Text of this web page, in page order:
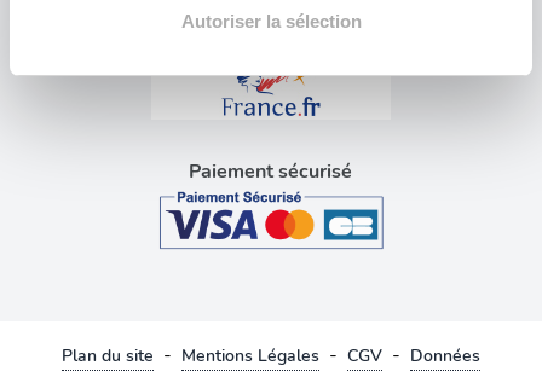
déclaration sur les cookies.
Les cookies nous permettent de personnaliser le contenu
et les annonces, d'offrir des fonctionnalités relatives aux
partageons également des informations sur l'utilisation de
notre site avec nos partenaires de médias sociaux, de
publicité et d'analyse, qui peuvent combiner celles-ci
avec d'autres informations que vous leur avez fournies
Autoriser la sélection
Paiement sécurisé
Plan du site - Mentions Légales - CGV - Données